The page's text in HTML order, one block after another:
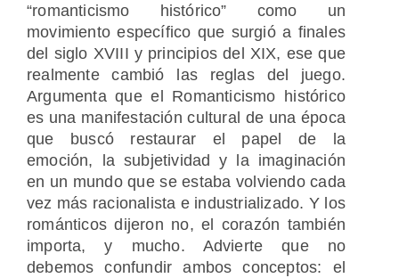
“romanticismo histórico” como un
movimiento específico que surgió a finales
del siglo XVIII y principios del XIX, ese que
realmente cambió las reglas del juego.
Argumenta que el Romanticismo histórico
es una manifestación cultural de una época
que buscó restaurar el papel de la
emoción, la subjetividad y la imaginación
en un mundo que se estaba volviendo cada
vez más racionalista e industrializado. Y los
románticos dijeron no, el corazón también
importa, y mucho. Advierte que no
debemos confundir ambos conceptos: el